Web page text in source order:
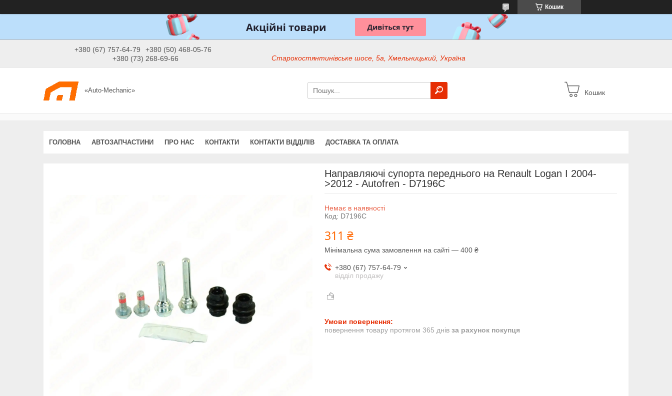
Кошик
+380 (67) 757-64-79
+380 (50) 468-05-76
+380 (73) 268-69-66
Старокостянтинівське шосе, 5а, Хмельницький, Україна
«Auto-Mechanic» Кошик
ГОЛОВНА АВТОЗАПЧАСТИНИ ПРО НАС КОНТАКТИ КОНТАКТИ ВІДДІЛІВ ДОСТАВКА ТА ОПЛАТА
Направляючі супорта переднього на Renault Logan I 2004-
>2012 - Autofren - D7196C
Немає в наявності
Код: D7196C
311 ₴
Мінімальна сума замовлення на сайті — 400 ₴
+380 (67) 757-64-79
відділ продажу
повернення товару протягом 365 днів за рахунок покупця